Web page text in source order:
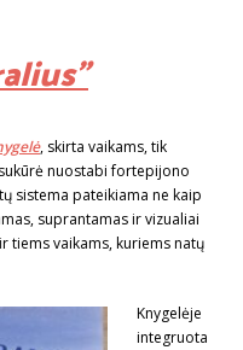
, skirta vaikams, tik
nuostabi fortepijono
sistema pateikiama ne kaip
suprantamas ir vizualiai
tiems vaikams, kuriems natų
Knygelėje
integruota